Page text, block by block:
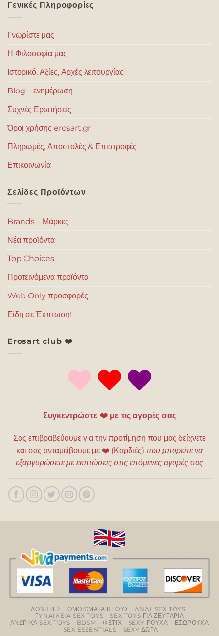
Γενικές Πληροφορίες
Γνωρίστε μας
Η Φιλοσοφία μας
Ιστορικό, Αξίες, Αρχές λειτουργίας
Blog – ενημέρωση
Συχνές Ερωτήσεις
Όροι χρήσης erosart.gr
Πληρωμές, Αποστολές & Επιστροφές
Επικοινωνία
Σελίδες Προϊόντων
Brands – Μάρκες
Νέα προϊόντα
Top Choices
Προτεινόμενα προϊόντα
Web Only προσφορές
Είδη σε Έκπτωση!
Erosart club ❤️
Συγκεντρώστε ❤️ με τις αγορές σας
Σας επιβραβεύουμε για την προτίμηση που μας δείχνετε
και σας ανταμείβουμε με ❤️ (Καρδιές) που μπορείτε να
εξαργυρώσετε με εκπτώσεις στις επόμενες αγορές σας
ΔΟΝΗΤΕΣ ΟΜΟΙΩΜΑΤΑ ΠΕΟΥΣ
ANAL SEX TOYS
ΓYNAIKEIA SEX TOYS
SEX TOYS ΓΙΑ ΖΕΥΓΑΡΙΑ
ΑΝΔΡΙΚΑ SEX TOYS
BDSM – ΦΕΤΙΧ
SEXY ΡΟΥΧΑ – ΕΣΩΡΟΥΧΑ
SEX ESSENTIALS
SEXY ΔΩΡΑ